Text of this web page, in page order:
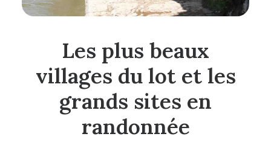
Les plus beaux
villages du lotet les
grands sites en
randonnée